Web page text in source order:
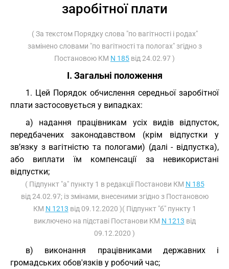
заробітної плати
( За текстом Порядку слова "по вагітності і родах"
замінено словами "по вагітності та пологах" згідно з
Постановою КМ N 185 від 24.02.97 )
I. Загальні положення
1. Цей Порядок обчислення середньої заробітної
плати застосовується у випадках:
а) надання працівникам усіх видів відпусток,
передбачених законодавством (крім відпустки у
зв’язку з вагітністю та пологами) (далі - відпустка),
або виплати їм компенсації за невикористані
відпустки;
( Підпункт "а" пункту 1 в редакції Постанови КМ N 185
від 24.02.97; із змінами, внесеними згідно з Постановою
КМ N 1213 від 09.12.2020 )( Підпункт "б" пункту 1
виключено на підставі Постанови КМ N 1213 від
09.12.2020 )
в) виконання працівниками державних і
громадських обов'язків у робочий час;